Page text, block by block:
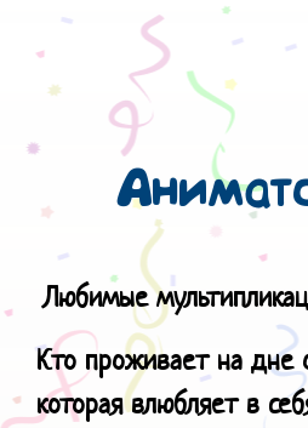
Любимые
Кто проживает на дне
которая влюбляет в